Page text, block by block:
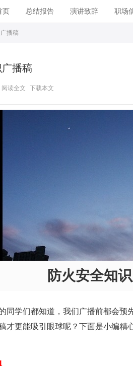
页 总结报告 演讲致辞 职场
广播稿
播稿
阅读全文 下载本文
防火安全知
同学们都知道，我们广播前都会预
才更能吸引眼球呢？下面是小编精